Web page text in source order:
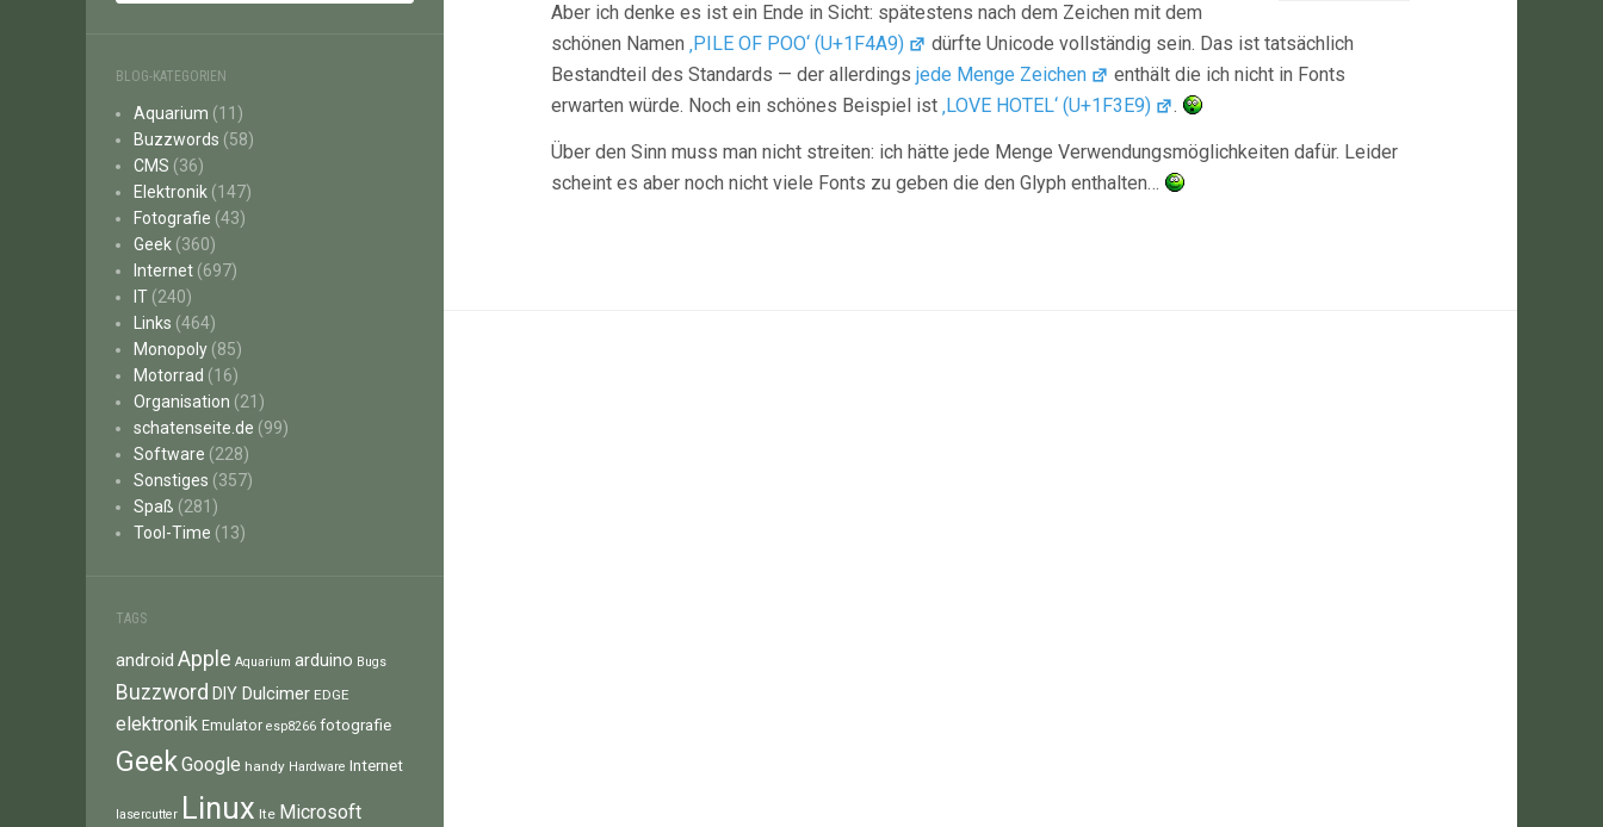
BLOG-KATEGORIEN
Aquarium (11)
Buzzwords (58)
CMS (36)
Elektronik (147)
Fotografie (43)
Geek (360)
Internet (697)
IT (240)
Links (464)
Monopoly (85)
Motorrad (16)
Organisation (21)
schatenseite.de (99)
Software (228)
Sonstiges (357)
Spaß (281)
Tool-Time (13)
TAGS
android Apple Aquarium arduino Bugs
Buzzword DIY Dulcimer EDGE
elektronik Emulator esp8266 fotografie
GeekGoogle handy Hardware Internet
lasercutter Linux lte Microsoft
Aber ich denke es ist ein Ende in Sicht: spätestens nach dem Zeichen mit dem
schönen Namen ‚PILE OF POO‘ (U+1F4A9)
dürfte Unicode vollständig sein. Das ist tatsächlich
Bestandteil des Standards — der allerdings jede Menge Zeichen
enthält die ich nicht in Fonts
erwarten würde. Noch ein schönes Beispiel ist ‚LOVE HOTEL‘ (U+1F3E9) .
Über den Sinn muss man nicht streiten: ich hätte jede Menge Verwendungsmöglichkeiten dafür. Leider
scheint es aber noch nicht viele Fonts zu geben die den Glyph enthalten…